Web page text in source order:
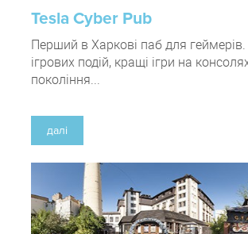
Tesla Cyber Pub
Перший в Харкові паб для геймерів.
ігрових подій, кращі ігри на
покоління...
далі